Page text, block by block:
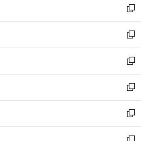
で
開
く
ド
ウ
で
開
く
ィ
ン
ド
ウ
で
開
く
い
ウ
ィ
ン
ド
ウ
で
開
く
新
し
い
ウ
ィ
ン
ド
ウ
で
開
新
し
い
ウ
ィ
ン
ド
ウ
新
し
い
ウ
ィ
ン
新
し
い
ウ
新
し